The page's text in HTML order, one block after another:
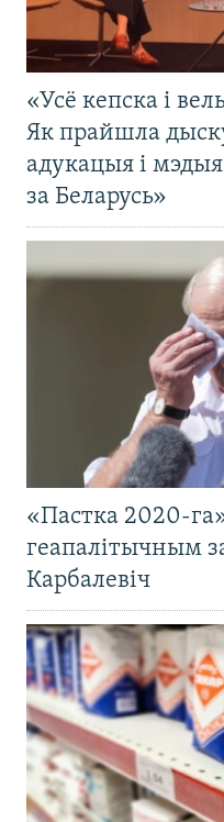
«Усё кепска і
Як прайшла
адукацыя і
за Беларусь»
«Пастка 2020-
геапалітычным
Карбалевіч